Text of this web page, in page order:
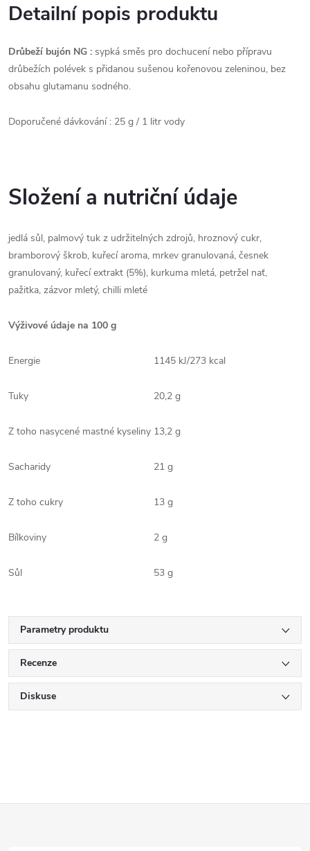
Detailní popis produktu
Drůbeží bujón NG : sypká směs pro dochucení nebo přípravu
drůbežích polévek s přidanou sušenou kořenovou zeleninou, bez
obsahu glutamanu sodného.
Doporučené dávkování : 25 g / 1 litr vody
Složení a nutriční údaje
jedlá sůl, palmový tuk z udržitelných zdrojů, hroznový cukr,
bramborový škrob, kuřecí aroma, mrkev granulovaná, česnek
granulovaný, kuřecí extrakt (5%), kurkuma mletá, petržel nať,
pažitka, zázvor mletý, chilli mleté
Výživové údaje na 100 g
Energie 1145 kJ/273 kcal
Tuky
Z toho nasycené mastné kyseliny
20,2 g
13,2 g
Sacharidy
Z toho cukry
21 g
13 g
Bílkoviny 2 g
Sůl 53 g
Parametry produktu
Recenze
Diskuse